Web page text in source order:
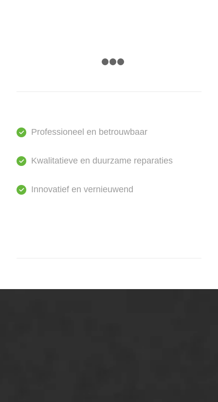
Professioneel en betrouwbaar
Kwalitatieve en duurzame reparaties
Innovatief en vernieuwend